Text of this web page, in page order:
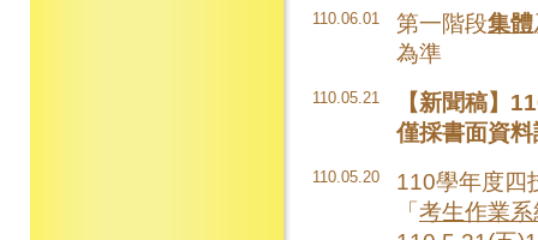
110.06.01 第一階段集體
為準
110.05.21
【新聞稿】
僅採書面資
110.05.20
110學年度四
「考生作業